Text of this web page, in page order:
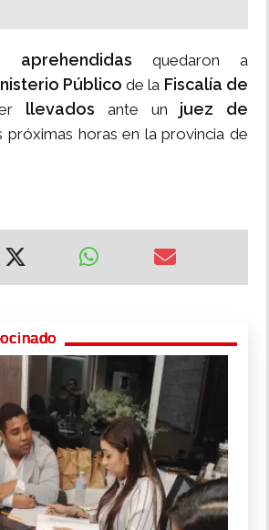
aprehendidas quedaron a
Público de la Fiscalía de
llevados ante un juez de
próximas horas en la provincia de